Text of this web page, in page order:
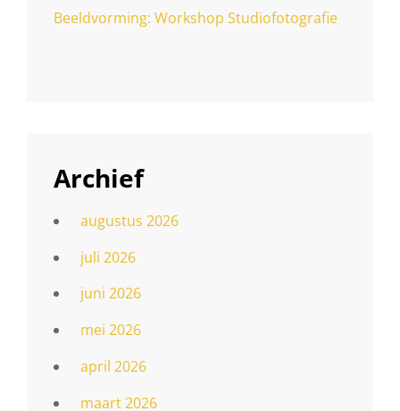
Beeldvorming: Workshop Studiofotografie
Archief
augustus 2026
juli 2026
juni 2026
mei 2026
april 2026
maart 2026